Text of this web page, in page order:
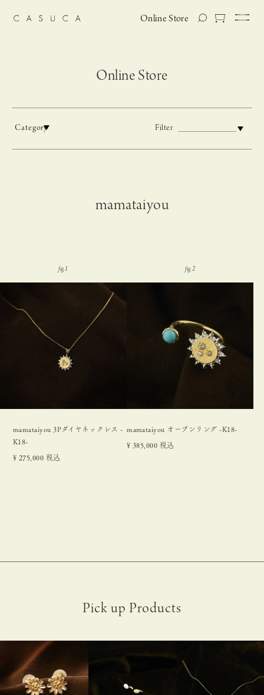
Online Store
Online Store
Category Filter
mamataiyou
mamataiyou 3Pダイヤネックレス -
K18-
¥ 275,000 税込
mamataiyou オープンリング -K18-
¥ 385,000 税込